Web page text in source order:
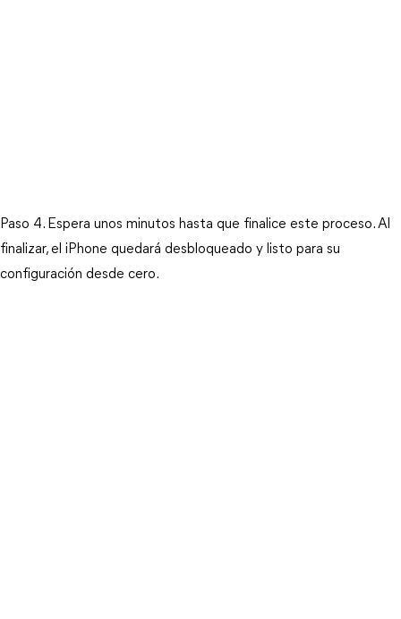
Paso 4. Espera unos minutos hasta que finalice este proceso. Al
finalizar, el iPhone quedará desbloqueado y listo para su
configuración desde cero.